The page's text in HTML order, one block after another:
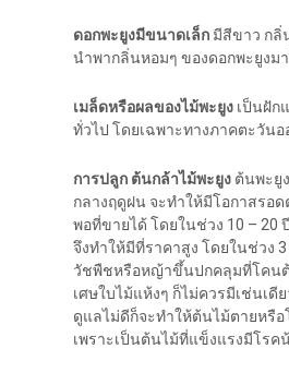
ดอกพะยูงมีขนาดเล็ก มีสีขาว กลิ่
นำพากลิ่นหอมๆ ของดอกพะยูงม
เมล็ดหรือผลของไม้พะยูง เป็นฝัก
ทั่วไป โดยเฉพาะทางภาคตะวัน
การปลูก ต้นกล้าไม้พะยูง ต้นพะยู
กลางฤดูฝน จะทำให้มีโอกาสรอ
พอที่ขายได้ โดยในช่วง 10 – 20
จึงทำให้มีที่ราคาสูง โดยในช่วง
วัชพืชหรือหญ้าขึ้นปกคลุมที่โคนต้
เศษใบไม้แห้งๆ ก็ไม่ควรมีเช่นเดี
ดูแลไม่ดีก็จะทำให้ต้นไม้ตายหรื
เพราะเป็นต้นไม้ที่แข็งแรงมีโรค